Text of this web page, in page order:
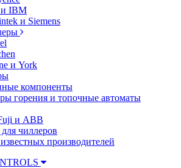
и IBM
и Siemens
и York
компоненты
горения и топочные автоматы
и ABB
чиллеров
производителей